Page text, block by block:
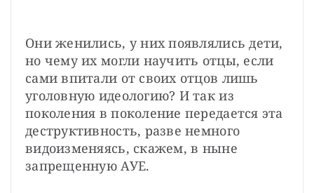
Они женились, у них появлялись дети,
но чему их могли научить отцы, если
сами впитали от своих отцов лишь
уголовную идеологию? И так из
поколения в поколение передается эта
деструктивность, разве немного
видоизменяясь, скажем, в ныне
запрещенную АУЕ.